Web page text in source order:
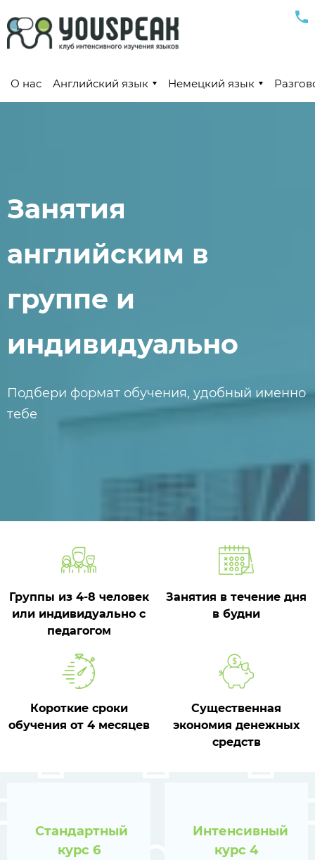
О нас Английский язык Немецкий язык
Занятия
английским в
группе и
индивидуально
Подбери формат обучения, удобный именно
тебе
Группы из 4-8 человек
или индивидуально с
педагогом
Занятия в течение дня
в будни
Короткие сроки
обучения от 4 месяцев
Существенная
экономия денежных
средств
Стандартный
курс 6
Интенсивный
курс 4